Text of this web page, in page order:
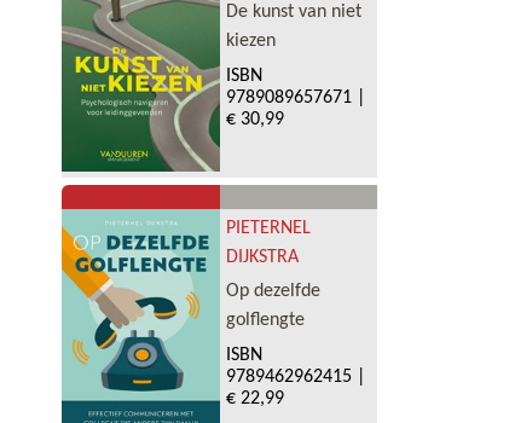
De kunst van niet
kiezen
ISBN
9789089657671|
€ 30,99
PIETERNEL
DIJKSTRA
Op dezelfde
golflengte
ISBN
9789462962415|
€ 22,99